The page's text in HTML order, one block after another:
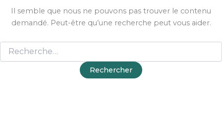
Il semble que nous ne pouvons pas trouver le contenu
demandé. Peut-être qu’une recherche peut vous aider.